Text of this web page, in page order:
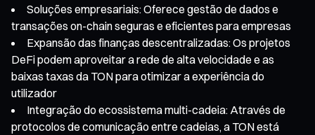
Soluções empresariais: Oferece gestão de dados e
transações on-chain seguras e eficientes para empresas
Expansão das finanças descentralizadas: Os projetos
DeFi podem aproveitar a rede de alta velocidade e as
baixas taxas da TON para otimizar a experiência do
utilizador
Integração do ecossistema multi-cadeia: Através de
protocolos de comunicação entre cadeias, a TON está